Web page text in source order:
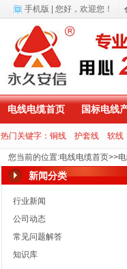
电线电缆首页 国标电线
热门关键字： 铜线 护套线 软线
您当前的位置:电线电缆首页>>
新闻分类
行业新闻
公司动态
常见问题解答
知识库
手机版 | 您好， 欢迎您！